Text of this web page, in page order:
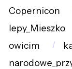
Copernicon
lepy_Mieszko
owicim